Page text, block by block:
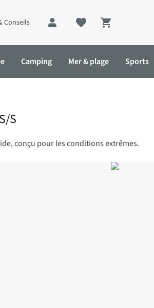
Conseils
Shopping cart
Camping Mer & plage Sports
S
conçu pour les conditions extrêmes.